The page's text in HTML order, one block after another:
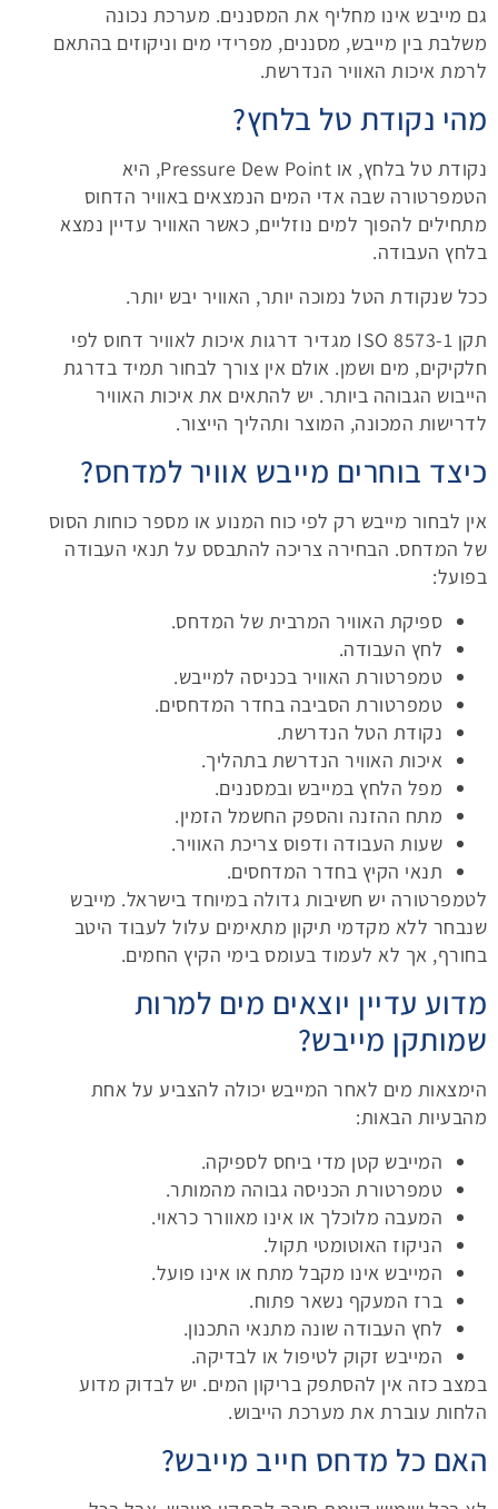
גם מייבש אינו מחליף את המסננים. מערכת נכונה
משלבת בין מייבש, מסננים, מפרידי מים וניקוזים בהתאם
לרמת איכות האוויר הנדרשת.
מהי נקודת טל בלחץ?
נקודת טל בלחץ, או Pressure Dew Point, היא
הטמפרטורה שבה אדי המים הנמצאים באוויר הדחוס
מתחילים להפוך למים נוזליים, כאשר האוויר עדיין נמצא
בלחץ העבודה.
ככל שנקודת הטל נמוכה יותר, האוויר יבש יותר.
תקן ISO 8573-1 מגדיר דרגות איכות לאוויר דחוס לפי
חלקיקים, מים ושמן. אולם אין צורך לבחור תמיד בדרגת
הייבוש הגבוהה ביותר. יש להתאים את איכות האוויר
לדרישות המכונה, המוצר ותהליך הייצור.
כיצד בוחרים מייבש אוויר למדחס?
אין לבחור מייבש רק לפי כוח המנוע או מספר כוחות הסוס
של המדחס. הבחירה צריכה להתבסס על תנאי העבודה
בפועל:
ספיקת האוויר המרבית של המדחס.
לחץ העבודה.
טמפרטורת האוויר בכניסה למייבש.
טמפרטורת הסביבה בחדר המדחסים.
נקודת הטל הנדרשת.
איכות האוויר הנדרשת בתהליך.
מפל הלחץ במייבש ובמסננים.
מתח ההזנה והספק החשמל הזמין.
שעות העבודה ודפוס צריכת האוויר.
תנאי הקיץ בחדר המדחסים.
לטמפרטורה יש חשיבות גדולה במיוחד בישראל. מייבש
שנבחר ללא מקדמי תיקון מתאימים עלול לעבוד היטב
בחורף, אך לא לעמוד בעומס בימי הקיץ החמים.
מדוע עדיין יוצאים מים למרות
שמותקן מייבש?
הימצאות מים לאחר המייבש יכולה להצביע על אחת
מהבעיות הבאות:
המייבש קטן מדי ביחס לספיקה.
טמפרטורת הכניסה גבוהה מהמותר.
המעבה מלוכלך או אינו מאוורר כראוי.
הניקוז האוטומטי תקול.
המייבש אינו מקבל מתח או אינו פועל.
ברז המעקף נשאר פתוח.
לחץ העבודה שונה מתנאי התכנון.
המייבש זקוק לטיפול או לבדיקה.
במצב כזה אין להסתפק בריקון המים. יש לבדוק מדוע
הלחות עוברת את מערכת הייבוש.
האם כל מדחס חייב מייבש?